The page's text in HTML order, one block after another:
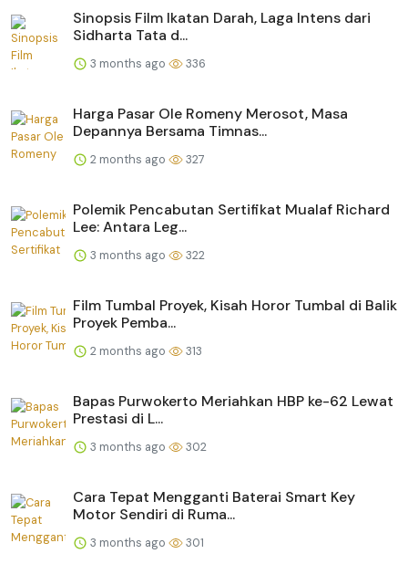
Sinopsis Film Ikatan Darah, Laga Intens dari
Sidharta Tata d...
3 months ago 336
Harga Pasar Ole Romeny Merosot, Masa
Depannya Bersama Timnas...
2 months ago 327
Polemik Pencabutan Sertifikat Mualaf Richard
Lee: Antara Leg...
3 months ago 322
Film Tumbal Proyek, Kisah Horor Tumbal di Balik
Proyek Pemba...
2 months ago 313
Bapas Purwokerto Meriahkan HBP ke-62 Lewat
Prestasi di L...
3 months ago 302
Cara Tepat Mengganti Baterai Smart Key
Motor Sendiri di Ruma...
3 months ago 301